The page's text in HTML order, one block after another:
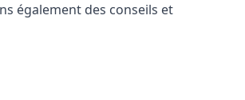
également des conseils et